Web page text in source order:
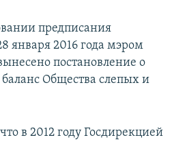
предписания
января 2016 года мэром
постановление о
Общества слепых и
в 2012 году Госдирекцией